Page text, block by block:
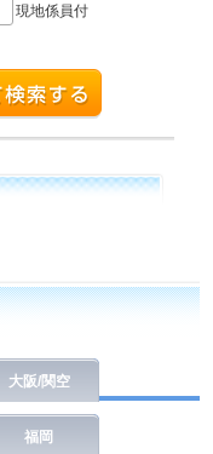
現地係員付
大阪/関空
福岡